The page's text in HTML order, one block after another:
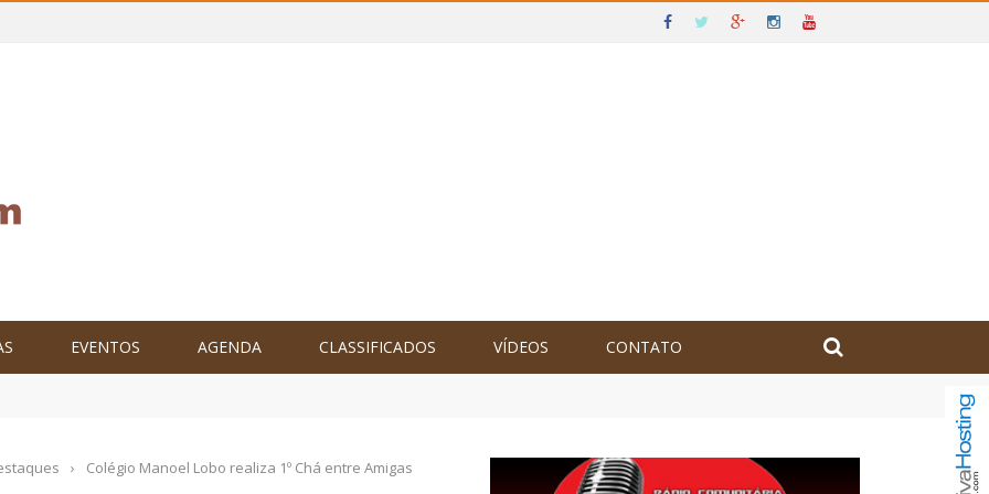
EVENTOS AGENDA CLASSIFICADOS VÍDEOS CONTATO
o Brasil no XXIV Parlamento Internacional de Escritores, na Colômbia
› Colégio Manoel Lobo realiza 1º Chá entre Amigas